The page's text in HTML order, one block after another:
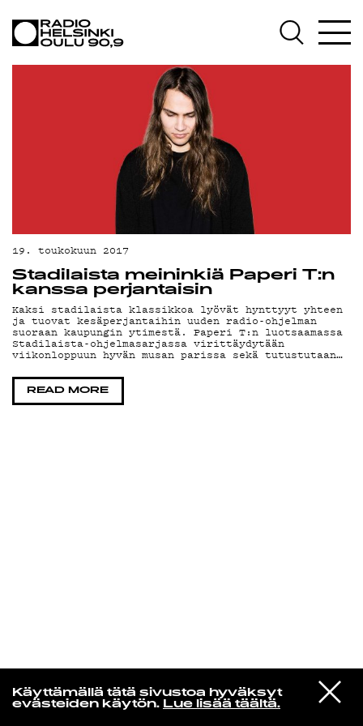
Käyttämällä tätä sivustoa hyväksyt
evästeiden käytön. Lue lisää täältä.
VIESTI
STUDIOON
Mariya Takeuchi
シェットランドに頬をうずめて
AJANKOHTAISTA
OHJELMAT
ON-DEMAND
PODCAST
MAINOSTA
YHTEYSTIEDOT
G LIVELAB
YSTÄVÄKLUBI
TIETOSUOJA
19. toukokuun 2017
Stadilaista meininkiä Paperi T:n
kanssa perjantaisin
Kaksi stadilaista klassikkoa lyövät hynttyyt yhteen
ja tuovat kesäperjantaihin uuden radio-ohjelman
suoraan kaupungin ytimestä. Paperi T:n luotsaamassa
Stadilaista-ohjelmasarjassa virittäydytään
viikonloppuun hyvän musan parissa sekä tutustutaan…
READ MORE